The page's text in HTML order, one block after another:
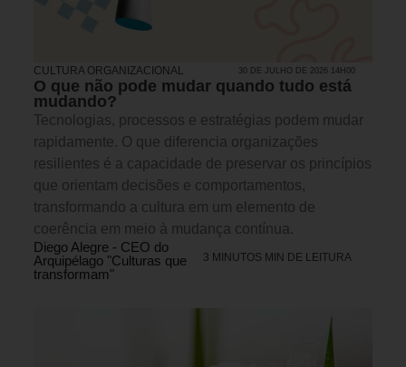
CULTURA ORGANIZACIONAL 30 DE JULHO DE 2026 14H00
O que não pode mudar quando tudo está
mudando?
Tecnologias, processos e estratégias podem mudar
rapidamente. O que diferencia organizações
resilientes é a capacidade de preservar os princípios
que orientam decisões e comportamentos,
transformando a cultura em um elemento de
coerência em meio à mudança contínua.
Diego Alegre - CEO do
Arquipélago "Culturas que
transformam"
3 MINUTOS MIN DE LEITURA